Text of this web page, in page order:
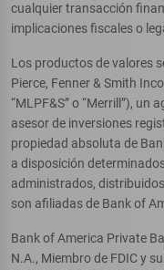
cualquier transacción
implicaciones fiscales o
Los productos de valores
Pierce, Fenner & Smith
“MLPF&S” o “Merrill”), un
asesor de inversiones
propiedad absoluta de
a disposición
administrados,
son afiliadas de Bank of
Bank of America Private
N.A., Miembro de FDIC y